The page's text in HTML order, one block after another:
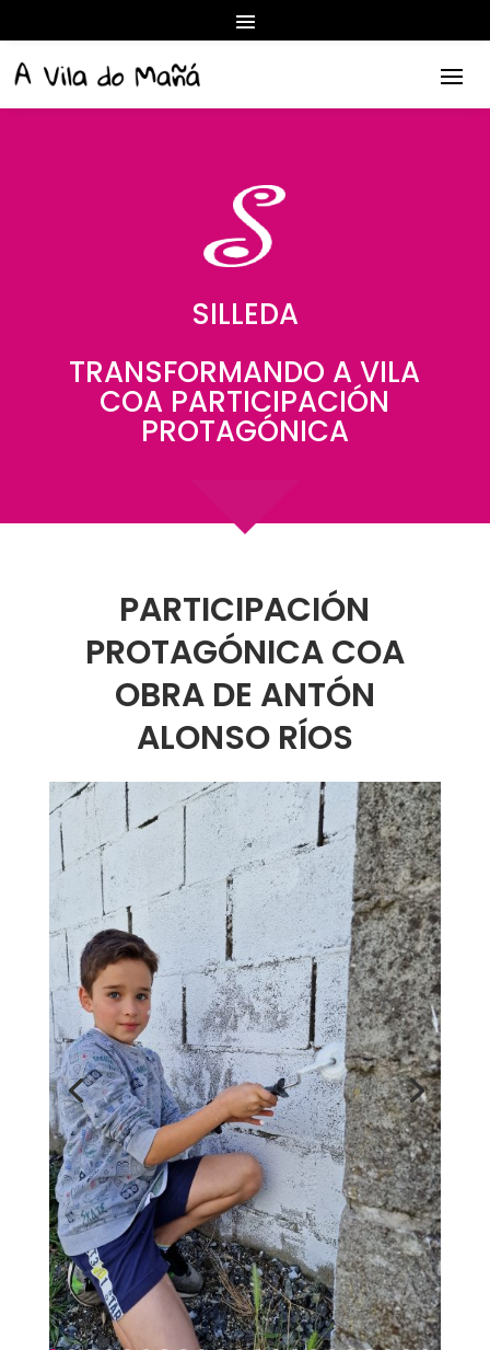
SILLEDA
TRANSFORMANDO A VILA
COA PARTICIPACIÓN
PROTAGÓNICA
PARTICIPACIÓN
PROTAGÓNICA COA
OBRA DE ANTÓN
ALONSO RÍOS